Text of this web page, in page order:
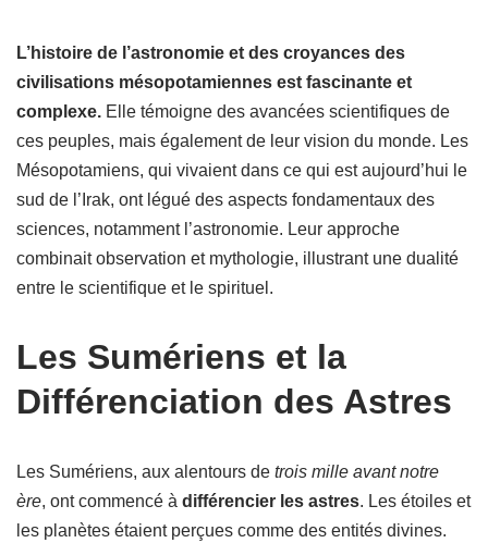
L’histoire de l’astronomie et des croyances des
civilisations mésopotamiennes est fascinante et
complexe. Elle témoigne des avancées scientifiques de
ces peuples, mais également de leur vision du monde. Les
Mésopotamiens, qui vivaient dans ce qui est aujourd’hui le
sud de l’Irak, ont légué des aspects fondamentaux des
sciences, notamment l’astronomie. Leur approche
combinait observation et mythologie, illustrant une dualité
entre le scientifique et le spirituel.
Les Sumériens et la
Différenciation des Astres
Les Sumériens, aux alentours de trois mille avant notre
ère, ont commencé à différencier les astres. Les étoiles et
les planètes étaient perçues comme des entités divines.